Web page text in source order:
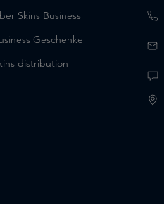
Skins Business
Geschenke
distribution